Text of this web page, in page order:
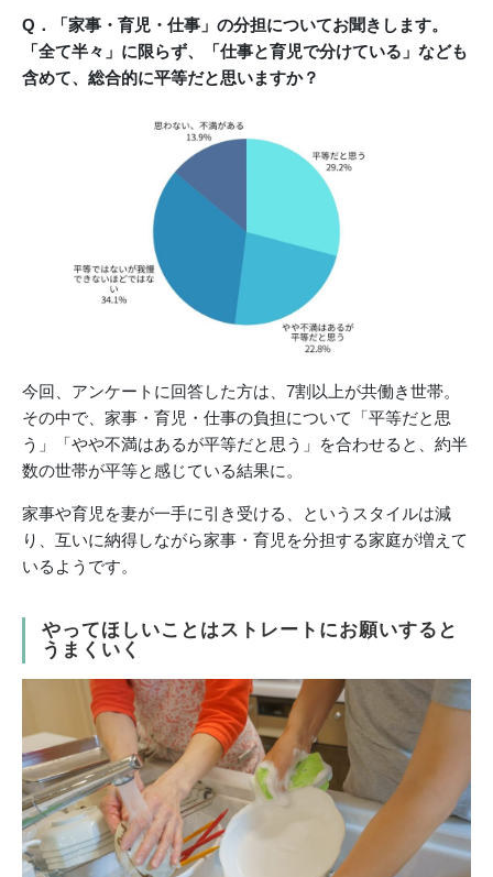
Q．「家事・育児・仕事」の分担についてお聞きします。
「全て半々」に限らず、「仕事と育児で分けている」なども
含めて、総合的に平等だと思いますか？
今回、アンケートに回答した方は、7割以上が共働き世帯。
その中で、家事・育児・仕事の負担について「平等だと思
う」「やや不満はあるが平等だと思う」を合わせると、約半
数の世帯が平等と感じている結果に。
家事や育児を妻が一手に引き受ける、というスタイルは減
り、互いに納得しながら家事・育児を分担する家庭が増えて
いるようです。
やってほしいことはストレートにお願いすると
うまくいく